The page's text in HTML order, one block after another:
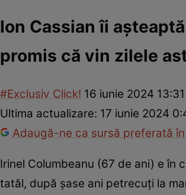
Ion Cassian îi
promis că vin zilele
#Exclusiv Click! 16 iunie 2024 13:31
Ultima actualizare: 17 iunie 2024
Adaugă-ne ca sursă preferată în
Irinel Columbeanu (67 de ani) e în
tatăl, după șase ani petrecuți la